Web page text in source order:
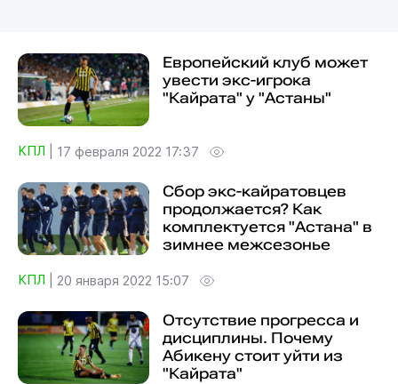
Европейский клуб может
увести экс-игрока
"Кайрата" у "Астаны"
КПЛ 17 февраля 2022 17:37
Сбор экс-кайратовцев
продолжается? Как
комплектуется "Астана" в
зимнее межсезонье
КПЛ 20 января 2022 15:07
Отсутствие прогресса и
дисциплины. Почему
Абикену стоит уйти из
"Кайрата"